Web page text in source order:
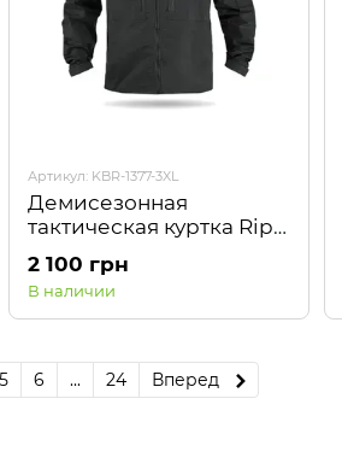
Артикул: KBR-1377-3XL
Демисезонная
тактическая куртка Rip-
Stop черная Kiborg
2 100 грн
В наличии
5 6 ... 24 Вперед